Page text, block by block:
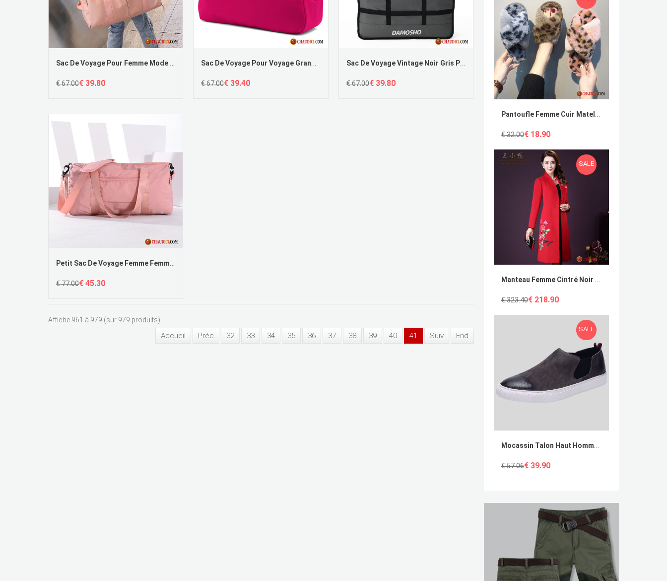
Sac De Voyage Pour Femme Mode Rose Bagage Grande Capacité Voyage Tendance
€ 67.00€ 39.80
Sac De Voyage Pour Voyage Grande Capacité Authentique Voyage Tourisme Bagage Pas Cher
€ 67.00€ 39.40
Sac De Voyage Vintage Noir Gris Plier Voyage Tendance Homme Admission
€ 67.00€ 39.80
Petit Sac De Voyage Femme Femme Voyage Sport Petit Tendance Pas Cher
€ 77.00€ 45.30
Affiche 961 à 979 (sur 979 produits)
Accueil Préc 32 33 34 35 36 37 38 39 40 41 Suiv End
€ 32.00€ 18.90
SALE
Manteau Femme Cintré Noir Reversible Brodé Rétro Tissu De Laine La Laine Pas Cher
€ 323.40€ 218.90
SALE
€ 57.06€ 39.90